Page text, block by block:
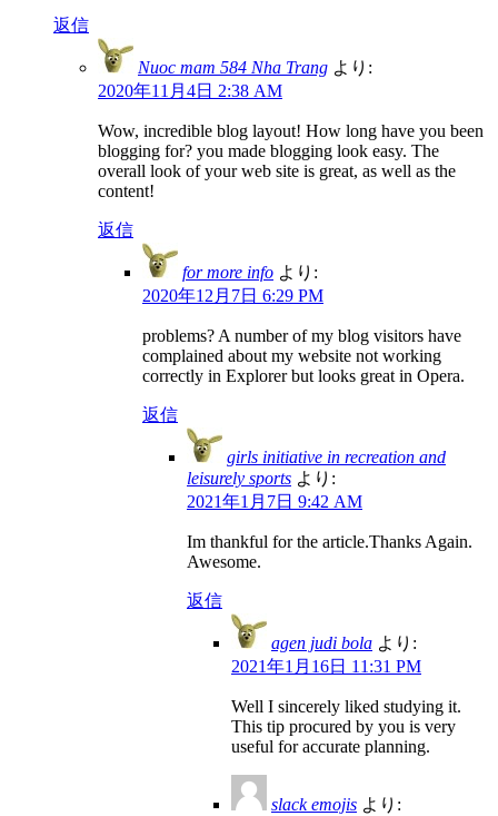
返信
Nuoc mam 584 Nha Trang より:
2020年11月4日 2:38 AM
Wow, incredible blog layout! How long have you been
blogging for? you made blogging look easy. The
overall look of your web site is great, as well as the
content!
返信
for more info より:
2020年12月7日 6:29 PM
problems? A number of my blog visitors have
complained about my website not working
correctly in Explorer but looks great in Opera.
返信
girls initiative in recreation and
leisurely sports より:
2021年1月7日 9:42 AM
Im thankful for the article.Thanks Again.
Awesome.
返信
agen judi bola より:
2021年1月16日 11:31 PM
Well I sincerely liked studying it.
This tip procured by you is very
useful for accurate planning.
slack emojis より: